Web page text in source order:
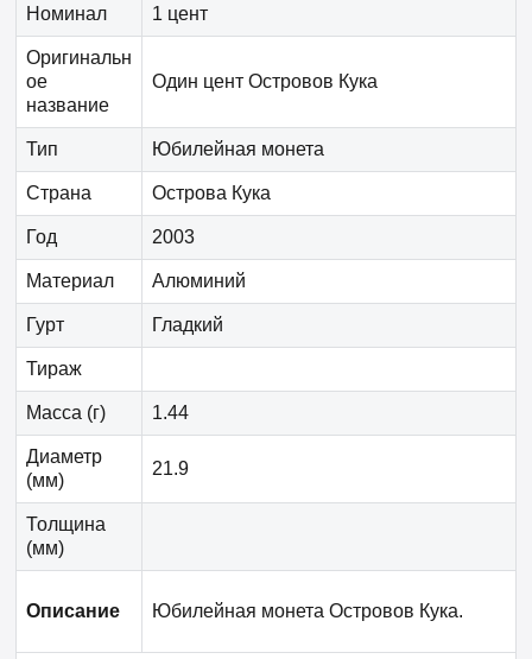
Номинал 1 цент
Оригинальн
ое
название
Один цент Островов Кука
Тип Юбилейная монета
Страна Острова Кука
Год 2003
Материал Алюминий
Гурт Гладкий
Тираж
Масса (г) 1.44
Диаметр
(мм)
21.9
Толщина
(мм)
Описание Юбилейная монета Островов Кука.